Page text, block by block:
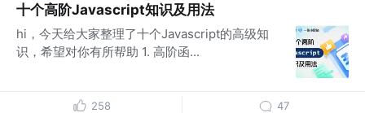
十个高阶Javascript知识及用法
hi，今天给大家整理了十个Javascript的高级知
识，希望对你有所帮助 1. 高阶函...
258 47